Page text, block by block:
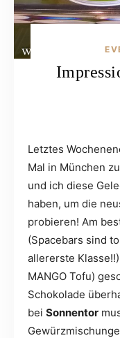
Letztes
Mal in München
und ich diese
haben, um die
probieren! Am
(Spacebars sind
allererste
MANGO Tofu)
Schokolade
bei Sonnentor